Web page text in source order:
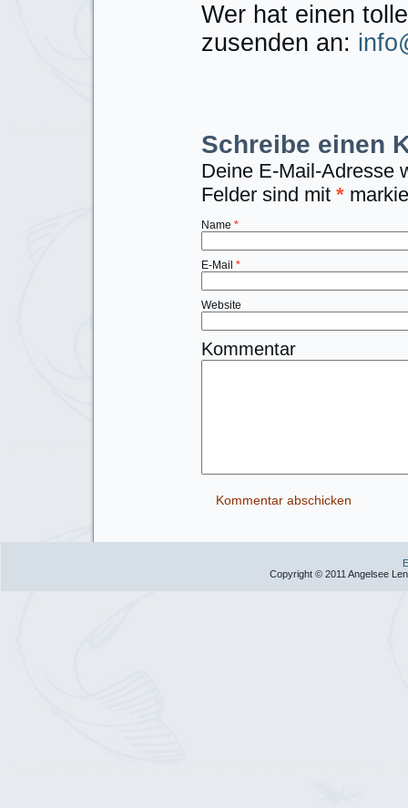
Wer hat einen
zusenden an:
Schreibe einen
Deine E-Mail-Adresse
Felder sind mit *
Name *
E-Mail *
Website
Kommentar
Copyright © 2011 Angelsee